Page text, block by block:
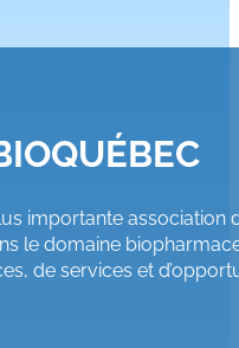
importante
le domaine
de services et